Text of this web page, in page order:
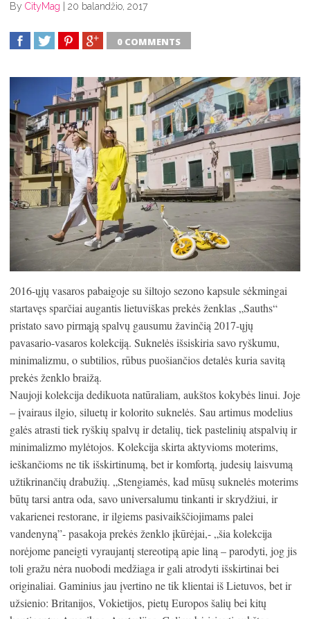
By CityMag 20 balandžio, 2017
0 COMMENTS
2016-ųjų vasaros pabaigoje su šiltojo sezono kapsule sėkmingai
startavęs sparčiai augantis lietuviškas prekės ženklas „Sauths“
pristato savo pirmąją spalvų gausumu žavinčią 2017-ųjų
pavasario-vasaros kolekciją. Suknelės išsiskiria savo ryškumu,
minimalizmu, o subtilios, rūbus puošiančios detalės kuria savitą
prekės ženklo braižą.
Naujoji kolekcija dedikuota natūraliam, aukštos kokybės linui. Joje
– įvairaus ilgio, siluetų ir kolorito suknelės. Sau artimus modelius
galės atrasti tiek ryškių spalvų ir detalių, tiek pastelinių atspalvių ir
minimalizmo mylėtojos. Kolekcija skirta aktyvioms moterims,
ieškančioms ne tik išskirtinumą, bet ir komfortą, judesių laisvumą
užtikrinančių drabužių. „Stengiamės, kad mūsų suknelės moterims
būtų tarsi antra oda, savo universalumu tinkanti ir skrydžiui, ir
vakarienei restorane, ir ilgiems pasivaikščiojimams palei
vandenyną”- pasakoja prekės ženklo įkūrėjai,- „šia kolekcija
norėjome paneigti vyraujantį stereotipą apie liną – parodyti, jog jis
toli gražu nėra nuobodi medžiaga ir gali atrodyti išskirtinai bei
originaliai. Gaminius jau įvertino ne tik klientai iš Lietuvos, bet ir
užsienio: Britanijos, Vokietijos, pietų Europos šalių bei kitų